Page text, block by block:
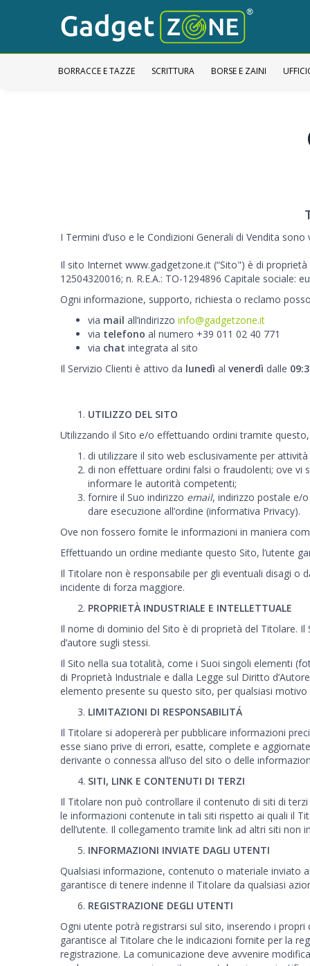
BORRACCE E TAZZE SCRITTURA BORSE E ZAINI
I Termini d’uso e le Condizioni Generali di Vendita
Il sito Internet www.gadgetzone.it (“Sito") è di
12504320016; n. R.E.A.: TO-1294896 Capitale sociale:
Ogni informazione, supporto, richiesta o reclamo
via mail all’indirizzo info@gadgetzone.it
via telefono al numero +39 011 02 40 771
via chat integrata al sito
Il Servizio Clienti è attivo da lunedì al venerdì dalle
UTILIZZO DEL SITO
Utilizzando il Sito e/o effettuando ordini tramite questo,
di utilizzare il sito web esclusivamente per
di non effettuare ordini falsi o fraudolenti; ove vi
informare le autorità competenti;
fornire il Suo indirizzo email, indirizzo postale e/
dare esecuzione all’ordine (informativa Privacy).
Ove non fossero fornite le informazioni in maniera
Effettuando un ordine mediante questo Sito, l’utente
Il Titolare non è responsabile per gli eventuali disagi o
incidente di forza maggiore.
PROPRIETÀ INDUSTRIALE E INTELLETTUALE
Il nome di dominio del Sito è di proprietà del Titolare.
d’autore sugli stessi.
Il Sito nella sua totalità, come i Suoi singoli elementi
di Proprietà Industriale e dalla Legge sul Diritto
elemento presente su questo sito, per qualsiasi
LIMITAZIONI DI RESPONSABILITÁ
Il Titolare si adopererà per pubblicare informazioni
esse siano prive di errori, esatte, complete e
derivante o connessa all’uso del sito o delle
SITI, LINK E CONTENUTI DI TERZI
Il Titolare non può controllare il contenuto di siti di
le informazioni contenute in tali siti rispetto ai quali il
dell’utente. Il collegamento tramite link ad altri siti
INFORMAZIONI INVIATE DAGLI UTENTI
Qualsiasi informazione, contenuto o materiale inviato
garantisce di tenere indenne il Titolare da qualsiasi
REGISTRAZIONE DEGLI UTENTI
Ogni utente potrà registrarsi sul sito, inserendo i
garantisce al Titolare che le indicazioni fornite per la
registrazione. La comunicazione deve avvenire